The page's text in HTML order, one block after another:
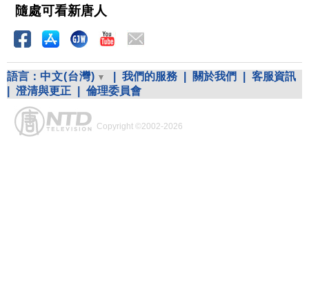
隨處可看新唐人
語言： 中文(台灣) 我們的服務 關於我們
客服資訊
澄清與更正 倫理委員會
Copyright ©2002-2026